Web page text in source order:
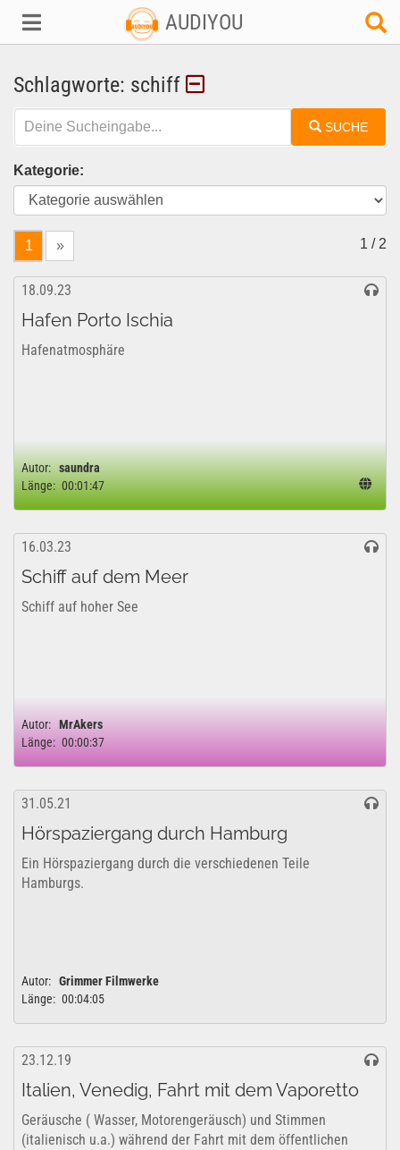
AUDIYOU
Schlagworte: schiff
SUCHE
Kategorie:
1 » 1 / 2
18.09.23
Hafen Porto Ischia
Hafenatmosphäre
Autor: saundra
Länge: 00:01:47
16.03.23
Schiff auf dem Meer
Schiff auf hoher See
Autor: MrAkers
Länge: 00:00:37
31.05.21
Hörspaziergang durch Hamburg
Ein Hörspaziergang durch die verschiedenen Teile
Hamburgs.
Autor: Grimmer Filmwerke
Länge: 00:04:05
23.12.19
Italien, Venedig, Fahrt mit dem Vaporetto
Geräusche ( Wasser, Motorengeräusch) und Stimmen
(italienisch u.a.) während der Fahrt mit dem öffentlichen